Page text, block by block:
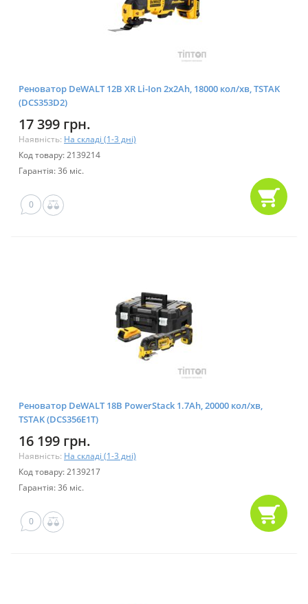
Реноватор DeWALT 12В XR Li-Ion 2x2Ah, 18000 кол/хв, TSTAK
(DCS353D2)
17 399 грн.
Наявність: На складі (1-3 дні)
Код товару: 2139214
Гарантія: 36 міс.
0
Реноватор DeWALT 18В PowerStack 1.7Ah, 20000 кол/хв,
TSTAK (DCS356E1T)
16 199 грн.
Наявність: На складі (1-3 дні)
Код товару: 2139217
Гарантія: 36 міс.
0